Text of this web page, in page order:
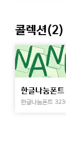
콜렉션(2)
한글나눔폰트
한글나눔폰트 323